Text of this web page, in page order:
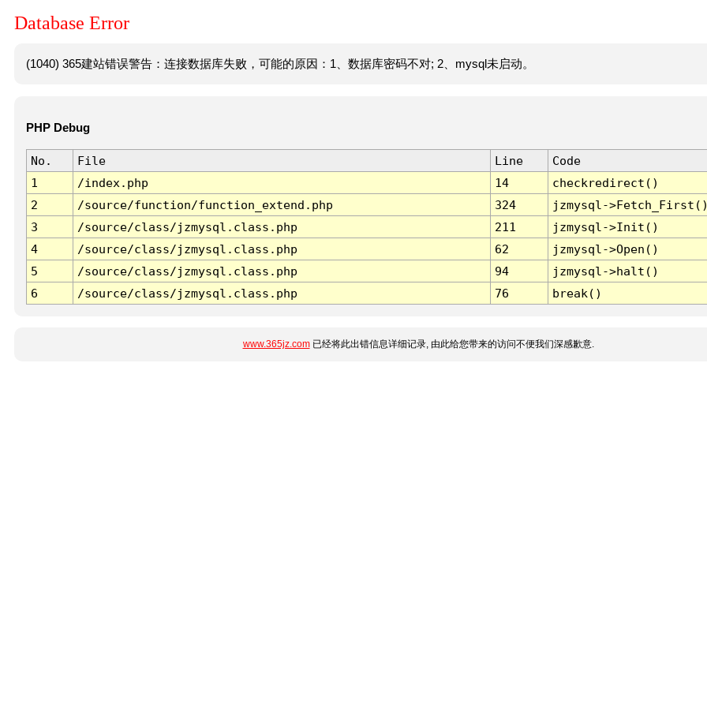
Database Error
(1040) 365建站错误警告：连接数据库失败，可能的原因：1、数据库密码不对; 2、mysql未启动。
PHP Debug
No. File Line
Code
1
/index.php 14
checkredirect()
2
/source/function/function_extend.php 324
jzmysql-
3
/source/class/jzmysql.class.php 211
jzmysql->Init()
4
/source/class/jzmysql.class.php 62
jzmysql->Open()
5
/source/class/jzmysql.class.php 94
jzmysql->halt()
6
/source/class/jzmysql.class.php 76 break()
www.365jz.com已经将此出错信息详细记录, 由此给您带来的访问不便我们深感歉意.